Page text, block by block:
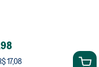
17,08